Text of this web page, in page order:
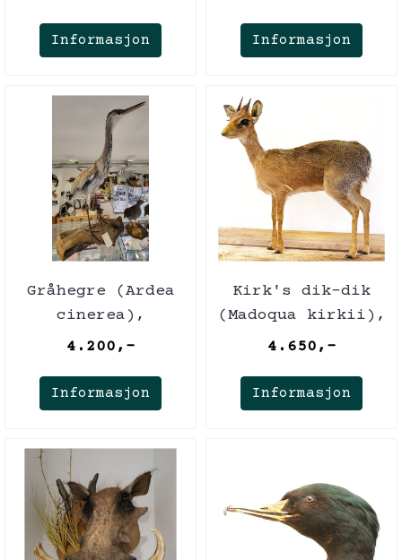
utstoppet
Informasjon Informasjon
Gråhegre (Ardea
cinerea),
ungfugl,
4.200,-
Informasjon
Kirk's dik-dik
(Madoqua kirkii),
hann, utstoppet
4.650,-
Informasjon